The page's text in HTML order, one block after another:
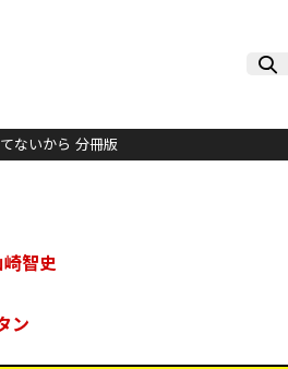
ないから 分冊版
崎智史
ン